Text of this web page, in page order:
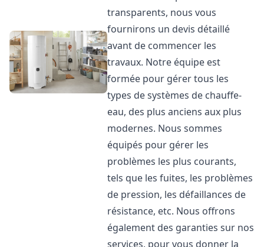
transparents, nous vous
fournirons un devis détaillé
avant de commencer les
travaux. Notre équipe est
formée pour gérer tous les
types de systèmes de chauffe-
eau, des plus anciens aux plus
modernes. Nous sommes
équipés pour gérer les
problèmes les plus courants,
tels que les fuites, les problèmes
de pression, les défaillances de
résistance, etc. Nous offrons
également des garanties sur nos
services, pour vous donner la